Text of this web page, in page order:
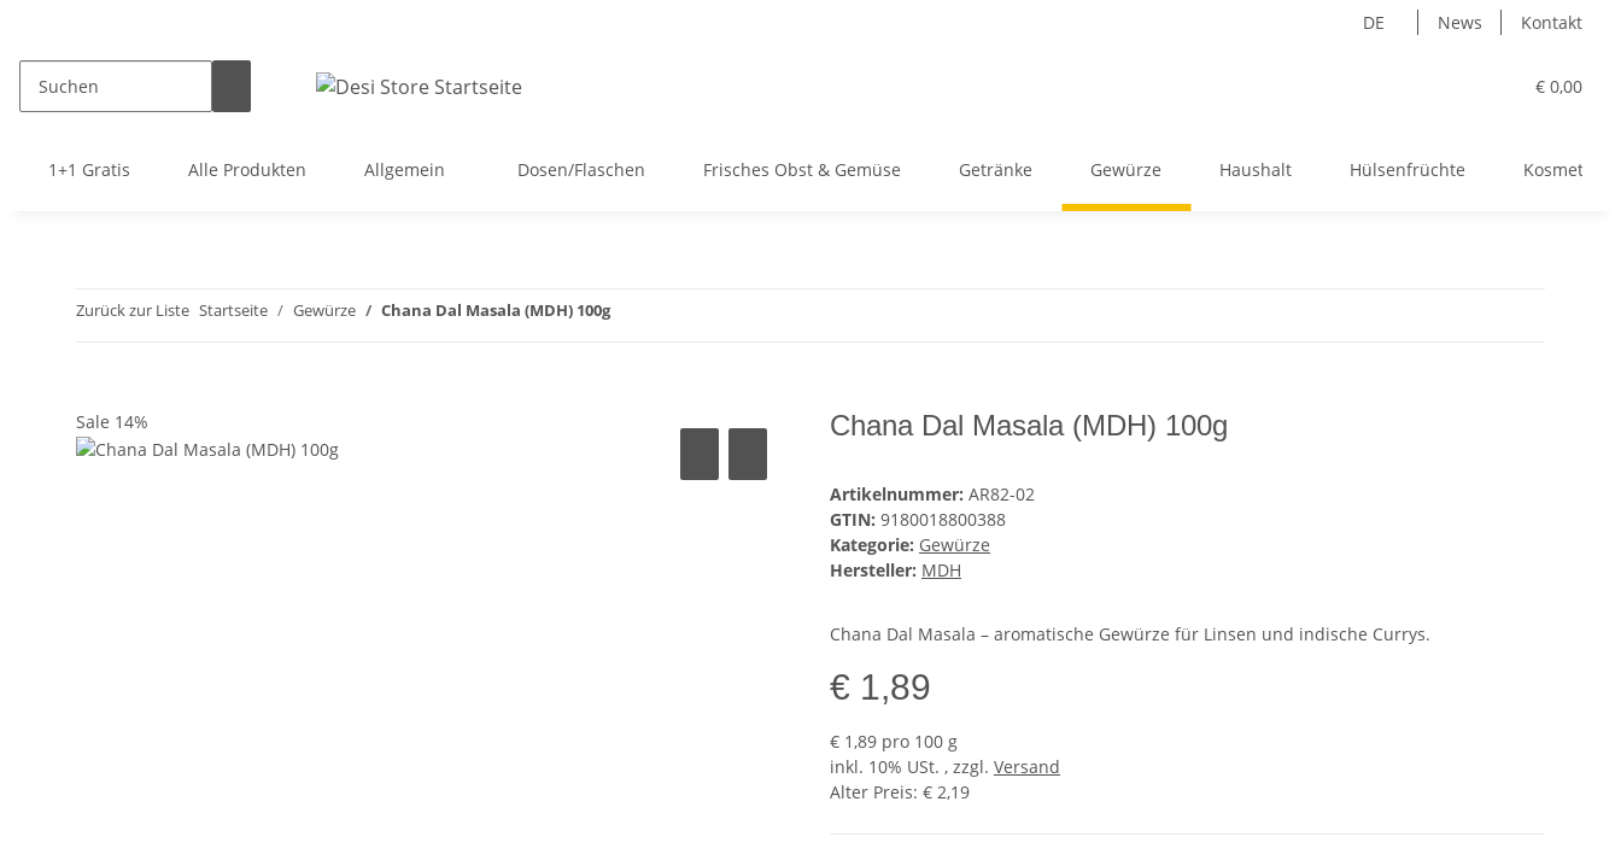
DE News Kontakt
€ 0,00
1+1 Gratis Alle Produkten Allgemein Dosen/Flaschen Frisches Obst & Gemüse Getränke Gewürze Haushalt Hülsenfrüchte Kosmetik
Zurück zur Liste Startseite Gewürze Chana Dal Masala (MDH) 100g
Sale 14% Chana Dal Masala (MDH) 100g
Artikelnummer: AR82-02
GTIN: 9180018800388
Kategorie: Gewürze
Hersteller: MDH
Chana Dal Masala – aromatische Gewürze für Linsen und indische Currys.
€ 1,89
€ 1,89 pro 100 g
inkl. 10% USt. , zzgl. Versand
Alter Preis: € 2,19